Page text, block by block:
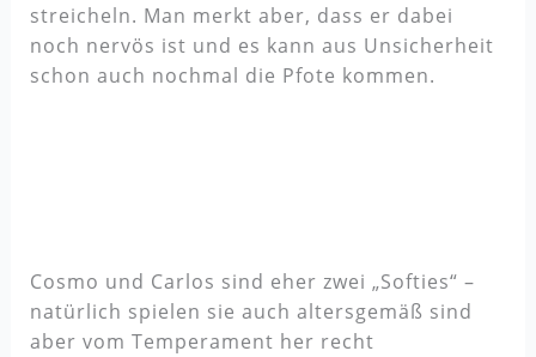
streicheln. Man merkt aber, dass er dabei
noch nervös ist und es kann aus Unsicherheit
schon auch nochmal die Pfote kommen.
Cosmo und Carlos sind eher zwei „Softies“ –
natürlich spielen sie auch altersgemäß sind
aber vom Temperament her recht